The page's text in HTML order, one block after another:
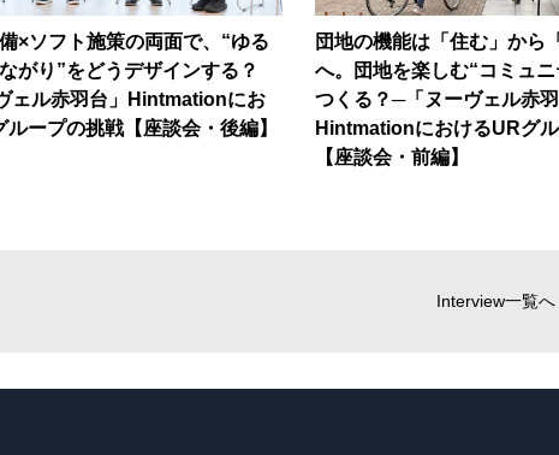
×ソフト施策の両面で、“ゆる
がり”をどうデザインする？
ェル赤羽台」Hintmationにお
ループの挑戦【座談会・後編】
団地の機能は「住む」から
へ。団地を楽しむ“コミュニ
つくる？─「ヌーヴェル赤羽
HintmationにおけるURグ
【座談会・前編】
Interview一覧へ